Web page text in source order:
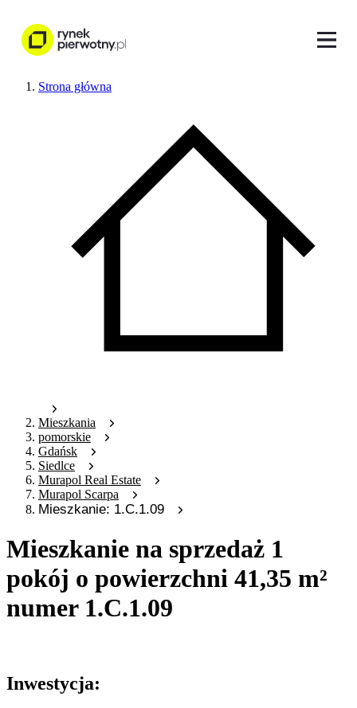
Strona główna
Mieszkania
pomorskie
Gdańsk
Siedlce
Murapol Real Estate
Murapol Scarpa
Mieszkanie: 1.C.1.09
Mieszkanie na sprzedaż 1
pokój o powierzchni 41,35 m²
numer 1.C.1.09
Inwestycja: